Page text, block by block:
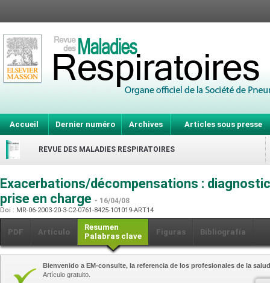
Accueil Dernier numéro Archives Articles sous presse
REVUE DES MALADIES RESPIRATOIRES
Exacerbations/décompensations :
prise en charge - 16/04/08
Doi : MR-06-2003-20-3-C2-0761-8425-101019-ART14
PDF Artículo
Resumen
Palabras clave
Figuras Bibliografía
Bienvenido a EM-consulte, la referencia de los profesionales de la
Artículo gratuito.